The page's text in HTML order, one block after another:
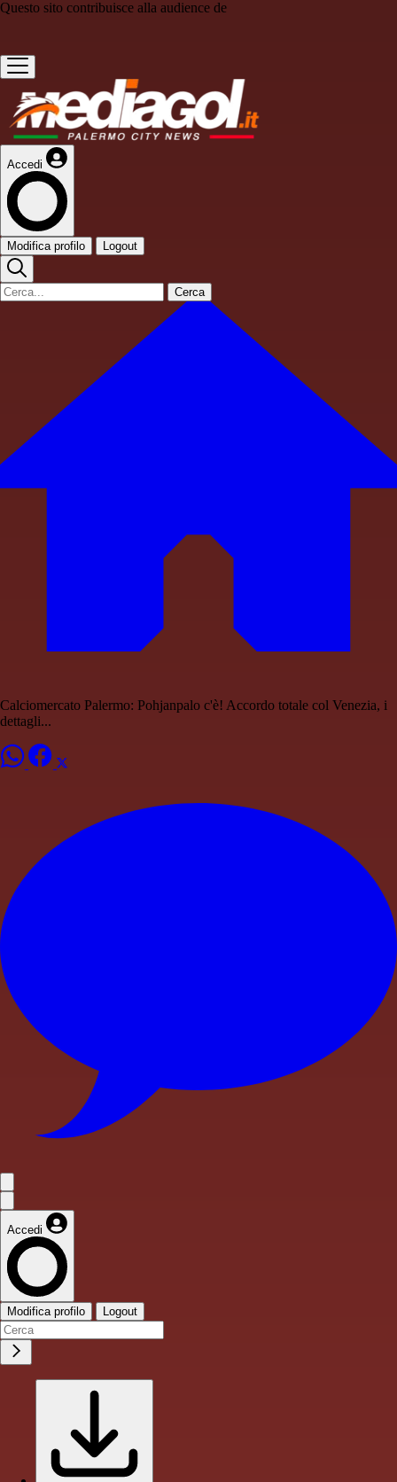
Questo sito contribuisce alla audience de
Accedi
Modifica profilo Logout
Cerca
Calciomercato Palermo: Pohjanpalo c'è! Accordo totale col Venezia, i
dettagli...
Accedi
Modifica profilo Logout